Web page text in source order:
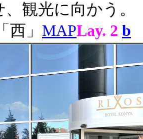
、観光に向かう。
「西」 MAPLay. 2 b